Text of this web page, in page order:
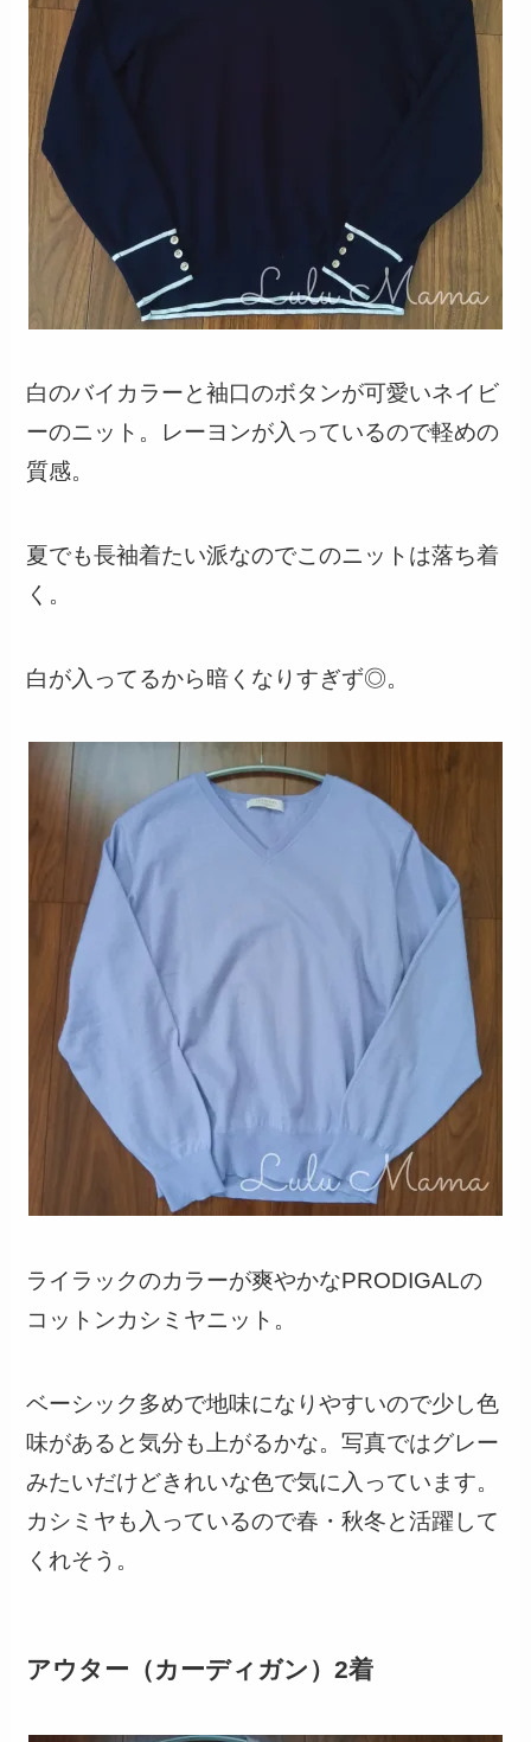
白のバイカラーと袖口のボタンが可愛いネイビ
ーのニット。レーヨンが入っているので軽めの
質感。
夏でも長袖着たい派なのでこのニットは落ち着
く。
白が入ってるから暗くなりすぎず◎。
ライラックのカラーが爽やかなPRODIGALの
コットンカシミヤニット。
ベーシック多めで地味になりやすいので少し色
味があると気分も上がるかな。写真ではグレー
みたいだけどきれいな色で気に入っています。
カシミヤも入っているので春・秋冬と活躍して
くれそう。
アウター（カーディガン）2着